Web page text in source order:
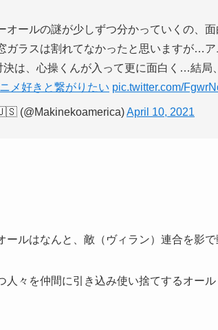
オールの謎が少しずつ分かっていくの、面
ガラスは割れてなかったと思いますが…ア
決は、心操くんが入って更に面白く…結局
メ好きと繋がりたい pic.twitter.com/
(@Makinekoamerica)April 10, 2021
ールはなんと、敵（ヴィラン）連合を影
人々を仲間に引き込み使い捨てするオー